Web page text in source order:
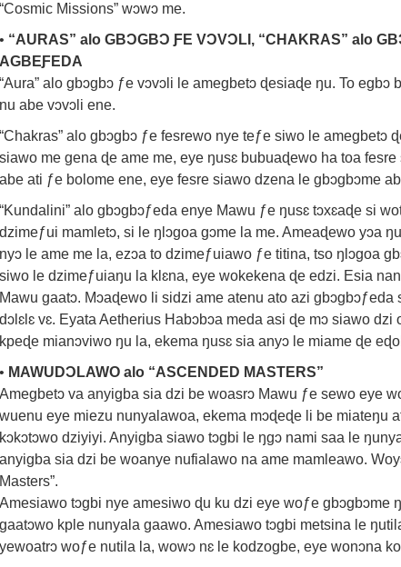
“Cosmic Missions” wɔwɔ me.
• “AURAS” alo GBƆGBƆ ƑE VƆVƆLI, “CHAKRAS” alo
AGBEƑEDA
“Aura” alo gbɔgbɔ ƒe vɔvɔli le amegbetɔ ɖesiaɖe ŋu. To
nu abe vɔvɔli ene.
“Chakras” alo gbɔgbɔ ƒe fesrewo nye teƒe siwo le amegbetɔ
siawo me gena ɖe ame me, eye ŋusɛ bubuaɖewo ha toa
abe ati ƒe bolome ene, eye fesre siawo dzena le gbɔgbɔme
“Kundalini” alo gbɔgbɔƒeda enye Mawu ƒe ŋusɛ tɔxɛaɖe si
dzimeƒui mamletɔ, si le ŋlɔgoa gɔme la me. Ameaɖewo yɔa
nyɔ le ame me la, ezɔa to dzimeƒuiawo ƒe titina, tso ŋlɔgoa
siwo le dzimeƒuiaŋu la klɛna, eye wokekena ɖe edzi. Esia
Mawu gaatɔ. Mɔaɖewo li sidzi ame atenu ato azi
dɔlɛlɛ vɛ. Eyata Aetherius Habɔbɔa meda asi ɖe mɔ siawo
kpeɖe mianɔviwo ŋu la, ekema ŋusɛ sia anyɔ le miame ɖe
• MAWUDƆLAWO alo “ASCENDED MASTERS”
Amegbetɔ va anyigba sia dzi be woasrɔ Mawu ƒe sewo eye
wuenu eye miezu nunyalawoa, ekema mɔɖeɖe li be miateŋu
kɔkɔtɔwo dziyiyi. Anyigba siawo tɔgbi le ŋgɔ nami saa le
anyigba sia dzi be woanye nufialawo na ame mamleawo.
Masters”.
Amesiawo tɔgbi nye amesiwo ɖu ku dzi eye woƒe gbɔgbɔme
gaatɔwo kple nunyala gaawo. Amesiawo tɔgbi metsina le
yewoatrɔ woƒe nutila la, wowɔ nɛ le kodzogbe, eye wonɔna